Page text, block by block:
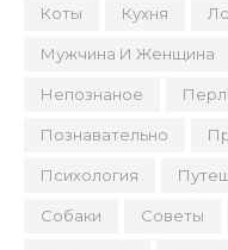
Коты Кухня
Мужчина И Женщина
Непознаное
Познавательно
Психология
Собаки Советы